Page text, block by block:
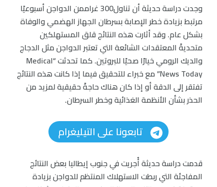
وجدت دراسة حديثة أن تناول300 غراممن الدواجن أسبوعيًا
مرتبط بزيادة خطر الإصابة بسرطان الجهاز الهضمي والوفاة
بشكل عام. وقد أثارت هذه النتائج قلق المستهلكين
متحديةً المعتقدات الشائعة التي تعتبر الدواجن مثل الدجاج
والديك الرومي خيارًا صحيًا للبروتين. كما تحدثت “Medical
News Today” مع خبراء للتحقيق فيما إذا كانت هذه النتائج
تفتقر إلى الدقة أو إذا كان هناك حاجةً حقيقية لمزيد من
الحذر بشأن الأنظمة الغذائية وخطر السرطان.
تابعونا على التيليغرام
قدمت دراسة حديثة أُجريت في جنوب إيطاليا بعض النتائج
المفاجئة التي ربطت الاستهلاك المنتظم للدواجن بزيادة